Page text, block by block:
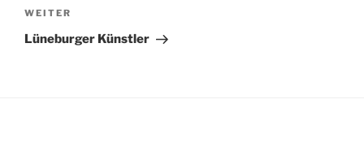
Nächster
Beitrag
WEITER
Lüneburger Künstler